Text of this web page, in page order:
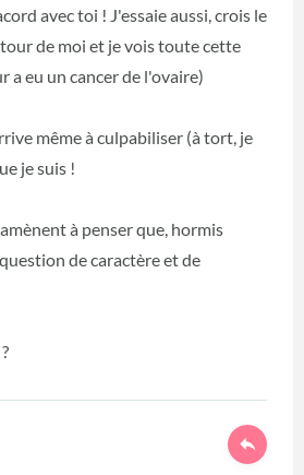
avec toi ! J'essaie aussi, crois le
de moi et je vois toute cette
a eu un cancer de l'ovaire)
même à culpabiliser (à tort, je
je suis !
à penser que, hormis
de caractère et de